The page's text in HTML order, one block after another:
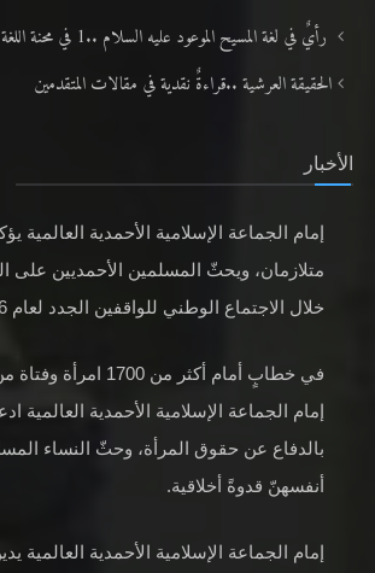
رأيٌ في لغة المسيح الموعود عليه السلام ..1 في محنة اللغة ومعاني «الاشتهار»
الحقيقة العرشية ..قراءةٌ نقدية في مقالات المتقدمين
الأخبار
إمام الجماعة الإسلامية الأحمدية العالمية
متلازمان، ويحثّ المسلمين الأحمديين على
خلال الاجتماع الوطني للواقفين الجدد لعام 2026
في خطابٍ أمام أكثر من
إمام الجماعة الإسلامية الأحمدية العالمية
بالدفاع عن حقوق المرأة، وحثّ النساء
أنفسهنّ قدوةً أخلاقية.
إمام الجماعة الإسلامية الأحمدية العالمية